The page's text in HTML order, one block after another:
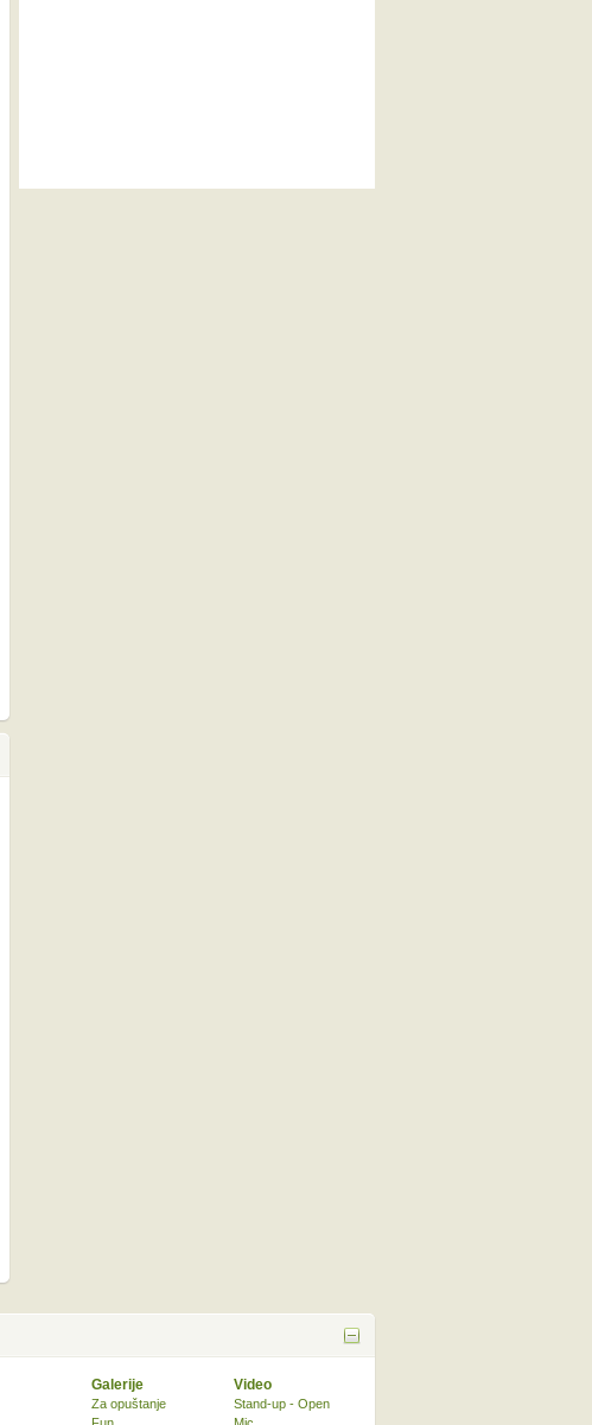
Galerije
Za opuštanje
Video
Stand-up - Open